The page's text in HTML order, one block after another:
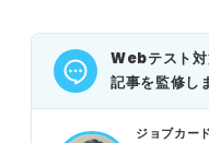
Webテスト対
記事を監修し
ジョブカー